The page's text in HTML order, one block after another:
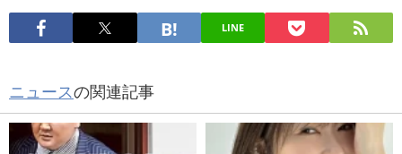
LINE
ニュースの関連記事